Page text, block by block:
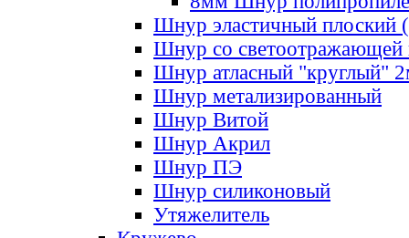
Шнур эластичный плоский
Шнур со светоотражающей
Шнур атласный "круглый"
Шнур метализированный
Шнур Витой
Шнур Акрил
Шнур ПЭ
Шнур силиконовый
Утяжелитель